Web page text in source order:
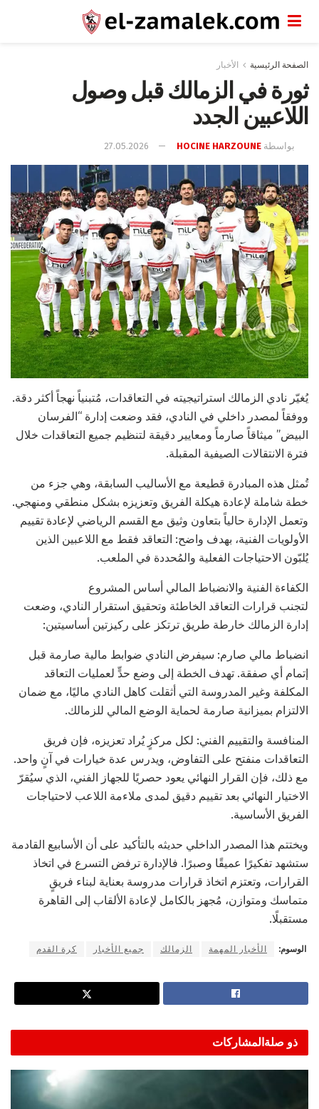
الصفحة الرئيسية الأخبار
ثورة في الزمالك قبل وصول
اللاعبين الجدد
بواسطة HOCINE HARZOUNE
27.05.2026
يُغيّر نادي الزمالك استراتيجيته في التعاقدات، مُتبنياً نهجاً أكثر دقة.
ووفقاً لمصدر داخلي في النادي، فقد وضعت إدارة “الفرسان
البيض” ميثاقاً صارماً ومعايير دقيقة لتنظيم جميع التعاقدات خلال
فترة الانتقالات الصيفية المقبلة.
تُمثل هذه المبادرة قطيعة مع الأساليب السابقة، وهي جزء من
خطة شاملة لإعادة هيكلة الفريق وتعزيزه بشكل منطقي ومنهجي.
وتعمل الإدارة حالياً بتعاون وثيق مع القسم الرياضي لإعادة تقييم
الأولويات الفنية، بهدف واضح: التعاقد فقط مع اللاعبين الذين
يُلبّون الاحتياجات الفعلية والمُحددة في الملعب.
الكفاءة الفنية والانضباط المالي أساس المشروع
لتجنب قرارات التعاقد الخاطئة وتحقيق استقرار النادي، وضعت
إدارة الزمالك خارطة طريق ترتكز على ركيزتين أساسيتين:
انضباط مالي صارم: سيفرض النادي ضوابط مالية صارمة قبل
إتمام أي صفقة. تهدف الخطة إلى وضع حدٍّ لعمليات التعاقد
المكلفة وغير المدروسة التي أثقلت كاهل النادي ماليًا، مع ضمان
الالتزام بميزانية صارمة لحماية الوضع المالي للزمالك.
المنافسة والتقييم الفني: لكل مركزٍ يُراد تعزيزه، فإن فريق
التعاقدات منفتح على التفاوض، ويدرس عدة خيارات في آنٍ واحد.
مع ذلك، فإن القرار النهائي يعود حصريًا للجهاز الفني، الذي سيُقرّ
الاختيار النهائي بعد تقييم دقيق لمدى ملاءمة اللاعب لاحتياجات
الفريق الأساسية.
ويختتم هذا المصدر الداخلي حديثه بالتأكيد على أن الأسابيع القادمة
ستشهد تفكيرًا عميقًا وصبرًا. فالإدارة ترفض التسرع في اتخاذ
القرارات، وتعتزم اتخاذ قرارات مدروسة بعناية لبناء فريقٍ
متماسك ومتوازن، مُجهز بالكامل لإعادة الألقاب إلى القاهرة
مستقبلًا.
الوسوم: الأخبار المهمة الزمالك جميع الأخبار كرة القدم
ذو صلةالمشاركات